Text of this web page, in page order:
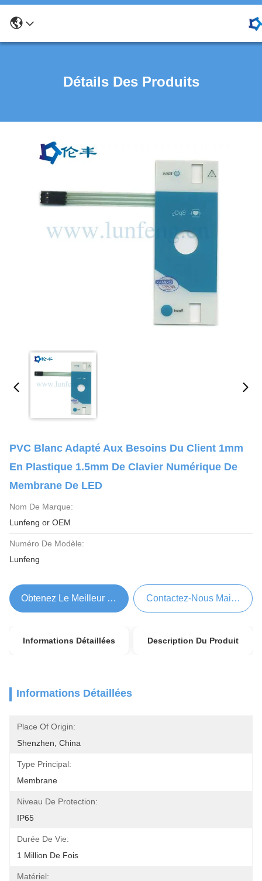
Détails Des Produits
PVC Blanc Adapté Aux Besoins Du Client 1mm
En Plastique 1.5mm De Clavier Numérique De
Membrane De LED
Nom De Marque:
Lunfeng or OEM
Numéro De Modèle:
Lunfeng
Obtenez Le Meilleur Prix Contactez-Nous Maintenant
Informations Détaillées Description Du Produit
Informations Détaillées
Place Of Origin:
Shenzhen, China
Type Principal:
Membrane
Niveau De Protection:
IP65
Durée De Vie:
1 Million De Fois
Matériel: